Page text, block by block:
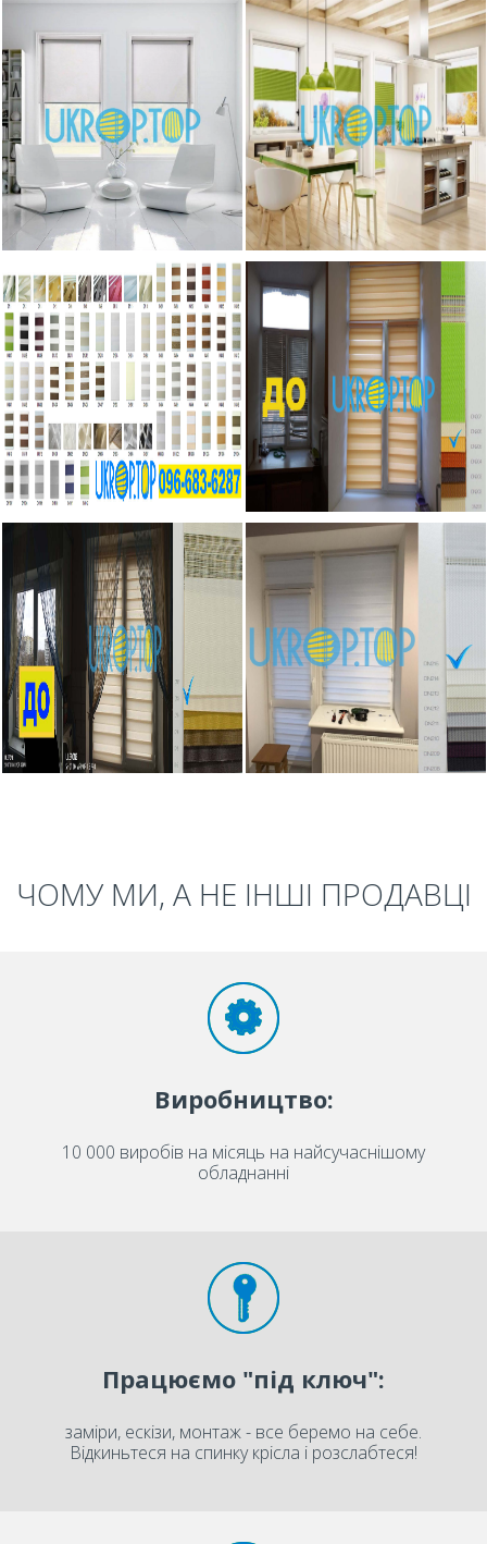
ЧОМУ МИ, А НЕ ІНШІ ПРОДАВЦІ
Виробництво:
10 000 виробів на місяць на найсучаснішому
обладнанні
Працюємо "під ключ":
заміри, ескізи, монтаж - все беремо на себе.
Відкиньтеся на спинку крісла і розслабтеся!